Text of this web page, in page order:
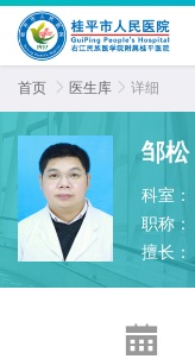
首页  医生库  详细
邹松
科室：
职称：
擅长：
